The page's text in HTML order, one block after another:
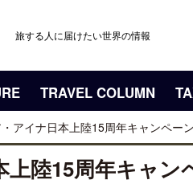
旅する人に届けたい世界の情報
TRAVEL COLUMN
アイナ日本上陸15周年キャンペーン
陸15周年キャン